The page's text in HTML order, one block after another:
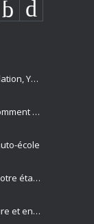
Assurances pour coach sportif : Musculation, Yoga et Équitation
La crèche privée face aux imprévus : comment Allianz protège vos missions les plus précieuses
école
Assurer la continuité et la sérénité de votre établissement privé
Allianz Prévention pour une mobilité sûre et engagement sociétal